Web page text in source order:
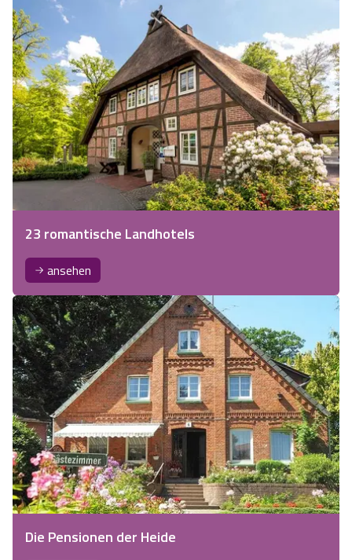
23 romantische Landhotels
ansehen
Die Pensionen der Heide